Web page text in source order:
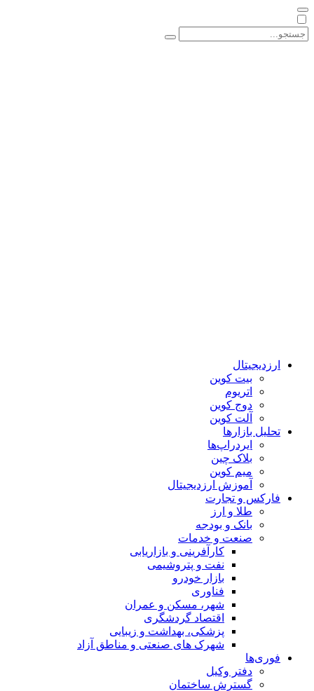
ارزدیجیتال
بیت کوین
اتریوم
دوج کوین
آلت کوین
تحلیل بازارها
ایردراپ‌ها
بلاک چین
میم کوین‌
آموزش ارزدیجیتال
فارکس و تجارت
طلا و ارز
بانک و بودجه
صنعت و خدمات
کارآفرینی و بازاریابی
نفت و پتروشیمی
بازار خودرو
فناوری
شهر، مسکن و عمران
اقتصاد گردشگری
پزشکی، بهداشت و زیبایی
شهرک های صنعتی و مناطق آزاد
فوری‌ها
دفتر وکیل
گسترش ساختمان